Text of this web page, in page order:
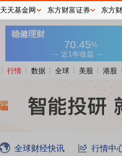
行情 数据 全球 美股 港股
全球财经快讯 行情中
天天基金网 东方财富证券 东方